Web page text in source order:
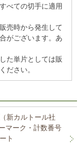
べての切手に適用
売時から発生して
がございます。あ
た単片としては販
ださい。
新カルトール社
マーク・計数番号
ト